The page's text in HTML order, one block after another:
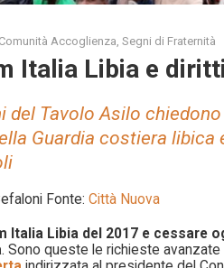
Accoglienza Segni di Fraternità
Italia Libia e
del Tavolo Asilo
Guardia costiera libica
Fonte: Città Nuova
Italia Libia del 2017 e cessare
. Sono queste le richieste avanzate